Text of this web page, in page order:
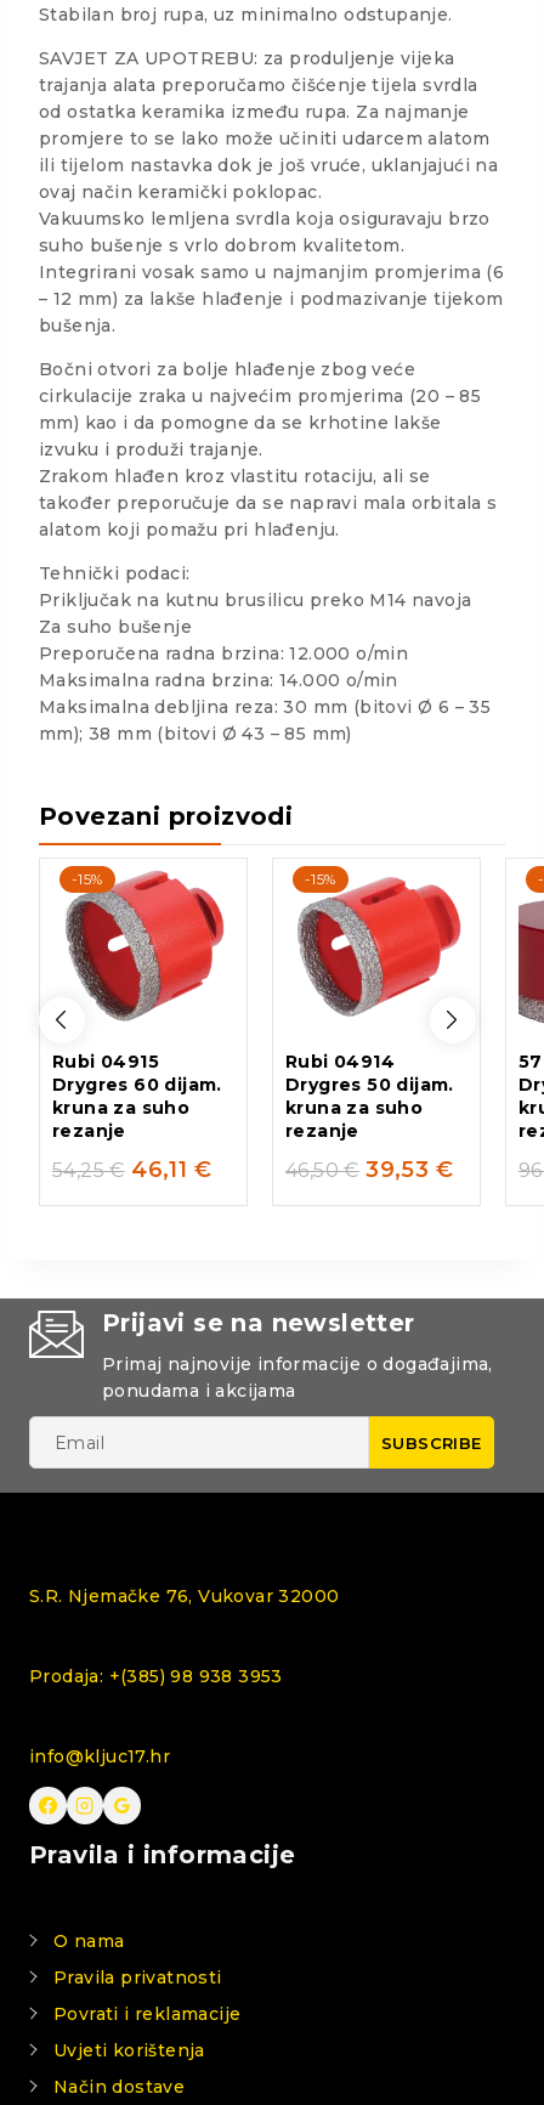
Stabilan broj rupa, uz minimalno odstupanje.
SAVJET ZA UPOTREBU: za produljenje vijeka
trajanja alata preporučamo čišćenje tijela svrdla
od ostatka keramika između rupa. Za najmanje
promjere to se lako može učiniti udarcem alatom
ili tijelom nastavka dok je još vruće, uklanjajući na
ovaj način keramički poklopac.
Vakuumsko lemljena svrdla koja osiguravaju brzo
suho bušenje s vrlo dobrom kvalitetom.
Integrirani vosak samo u najmanjim promjerima (6
– 12 mm) za lakše hlađenje i podmazivanje tijekom
bušenja.
Bočni otvori za bolje hlađenje zbog veće
cirkulacije zraka u najvećim promjerima (20 – 85
mm) kao i da pomogne da se krhotine lakše
izvuku i produži trajanje.
Zrakom hlađen kroz vlastitu rotaciju, ali se
također preporučuje da se napravi mala orbitala s
alatom koji pomažu pri hlađenju.
Tehnički podaci:
Priključak na kutnu brusilicu preko M14 navoja
Za suho bušenje
Preporučena radna brzina: 12.000 o/min
Maksimalna radna brzina: 14.000 o/min
Maksimalna debljina reza: 30 mm (bitovi Ø 6 – 35
mm); 38 mm (bitovi Ø 43 – 85 mm)
Povezani proizvodi
-15%
Rubi 04915
Drygres 60 dijam.
kruna za suho
rezanje
54,25€ 46,11 €
-15%
Rubi 04914
Drygres 50 dijam.
kruna za suho
rezanje
46,50€ 39,53 €
Prijavi se na newsletter
Primaj najnovije informacije o događajima,
ponudama i akcijama
S.R. Njemačke 76, Vukovar 32000
Prodaja: +(385) 98 938 3953
info@kljuc17.hr
Pravila i informacije
O nama
Pravila privatnosti
Povrati i reklamacije
Uvjeti korištenja
Način dostave